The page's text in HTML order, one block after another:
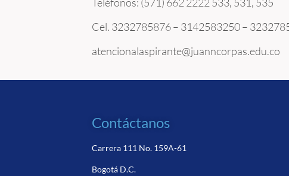
Cel. 3232785876 – 3142583250 –
atencionalaspirante@juanncorpas.edu.co
Contáctanos
Carrera 111 No. 159A-61
Bogotá D.C.